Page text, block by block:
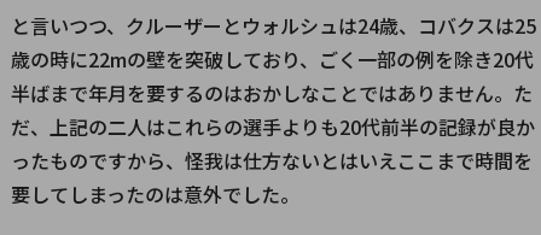
と言いつつ、クルーザーとウォルシュは24歳、コバクスは25
歳の時に22mの壁を突破しており、ごく一部の例を除き20代
半ばまで年月を要するのはおかしなことではありません。た
だ、上記の二人はこれらの選手よりも20代前半の記録が良か
ったものですから、怪我は仕方ないとはいえここまで時間を
要してしまったのは意外でした。